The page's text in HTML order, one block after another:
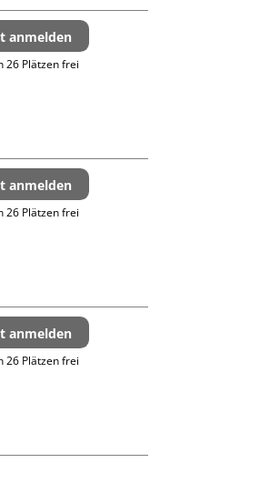
anmelden
26 Plätzen frei
anmelden
26 Plätzen frei
anmelden
26 Plätzen frei